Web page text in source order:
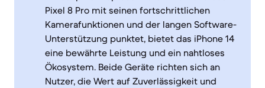
Pixel 8 Pro mit seinen fortschrittlichen
Kamerafunktionen und der langen Software-
Unterstützung punktet, bietet das iPhone 14
eine bewährte Leistung und ein nahtloses
Ökosystem. Beide Geräte richten sich an
Nutzer, die Wert auf Zuverlässigkeit und